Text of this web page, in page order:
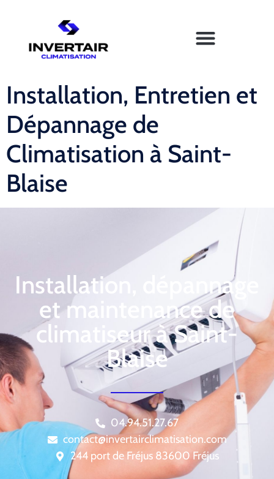
Installation, Entretien et
Dépannage de
Climatisation à Saint-
Blaise
Installation, dépannage
et maintenance de
climatiseur à Saint-
Blaise
04.94.51.27.67
contact@invertairclimatisation.com
244 port de Fréjus 83600 Fréjus